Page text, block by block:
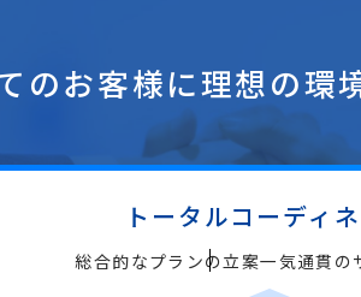
のお客様に理想の環
トータルコーディ
総合的なプランの立案一気通貫の